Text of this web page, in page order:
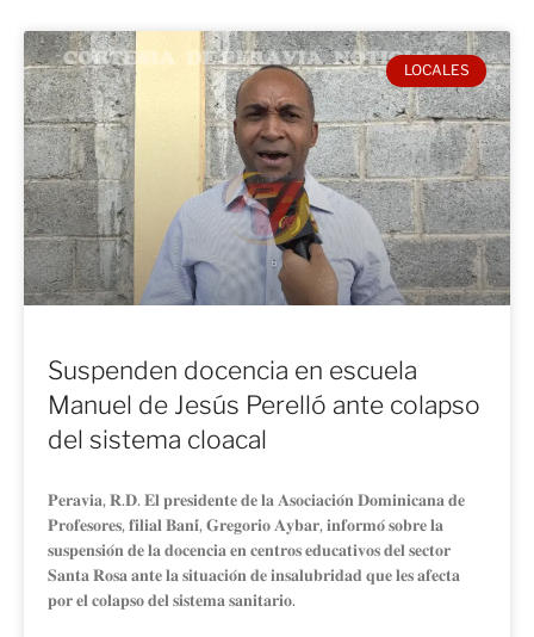
LOCALES
Suspenden docencia en escuela
Manuel de Jesús Perelló ante colapso
del sistema cloacal
𝐏𝐞𝐫𝐚𝐯𝐢𝐚, 𝐑.𝐃. 𝐄𝐥 𝐩𝐫𝐞𝐬𝐢𝐝𝐞𝐧𝐭𝐞 𝐝𝐞 𝐥𝐚 𝐀𝐬𝐨𝐜𝐢𝐚𝐜𝐢𝐨́𝐧 𝐃𝐨𝐦𝐢𝐧𝐢𝐜𝐚𝐧𝐚 𝐝𝐞
𝐏𝐫𝐨𝐟𝐞𝐬𝐨𝐫𝐞𝐬, 𝐟𝐢𝐥𝐢𝐚𝐥 𝐁𝐚𝐧𝐢́, 𝐆𝐫𝐞𝐠𝐨𝐫𝐢𝐨 𝐀𝐲𝐛𝐚𝐫, 𝐢𝐧𝐟𝐨𝐫𝐦𝐨́ 𝐬𝐨𝐛𝐫𝐞 𝐥𝐚
𝐬𝐮𝐬𝐩𝐞𝐧𝐬𝐢𝐨́𝐧 𝐝𝐞 𝐥𝐚 𝐝𝐨𝐜𝐞𝐧𝐜𝐢𝐚 𝐞𝐧 𝐜𝐞𝐧𝐭𝐫𝐨𝐬 𝐞𝐝𝐮𝐜𝐚𝐭𝐢𝐯𝐨𝐬 𝐝𝐞𝐥 𝐬𝐞𝐜𝐭𝐨𝐫
𝐒𝐚𝐧𝐭𝐚 𝐑𝐨𝐬𝐚 𝐚𝐧𝐭𝐞 𝐥𝐚 𝐬𝐢𝐭𝐮𝐚𝐜𝐢𝐨́𝐧 𝐝𝐞 𝐢𝐧𝐬𝐚𝐥𝐮𝐛𝐫𝐢𝐝𝐚𝐝 𝐪𝐮𝐞 𝐥𝐞𝐬 𝐚𝐟𝐞𝐜𝐭𝐚
𝐩𝐨𝐫 𝐞𝐥 𝐜𝐨𝐥𝐚𝐩𝐬𝐨 𝐝𝐞𝐥 𝐬𝐢𝐬𝐭𝐞𝐦𝐚 𝐬𝐚𝐧𝐢𝐭𝐚𝐫𝐢𝐨.